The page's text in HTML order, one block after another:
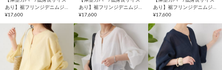
あり】裾フリンジデニムジ
ャンスカ
¥17,600
あり】裾フリンジデニムジ
ャンスカ
¥17,600
あり】裾フリンジデニムジ
ャンスカ
¥17,600